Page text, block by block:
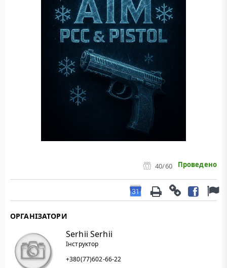
40/60 Проведено
ОРГАНІЗАТОРИ
Serhii Serhii
Інструктор
+380(77)602-66-22